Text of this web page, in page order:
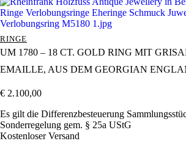
RINGE
UM 1780 – 18 CT. GOLD RING MIT
EMAILLE, AUS DEM GEORGIAN
€ 2.100,00
Es gilt die Differenzbesteuerung
Sonderregelung gem. § 25a UStG
Kostenloser Versand